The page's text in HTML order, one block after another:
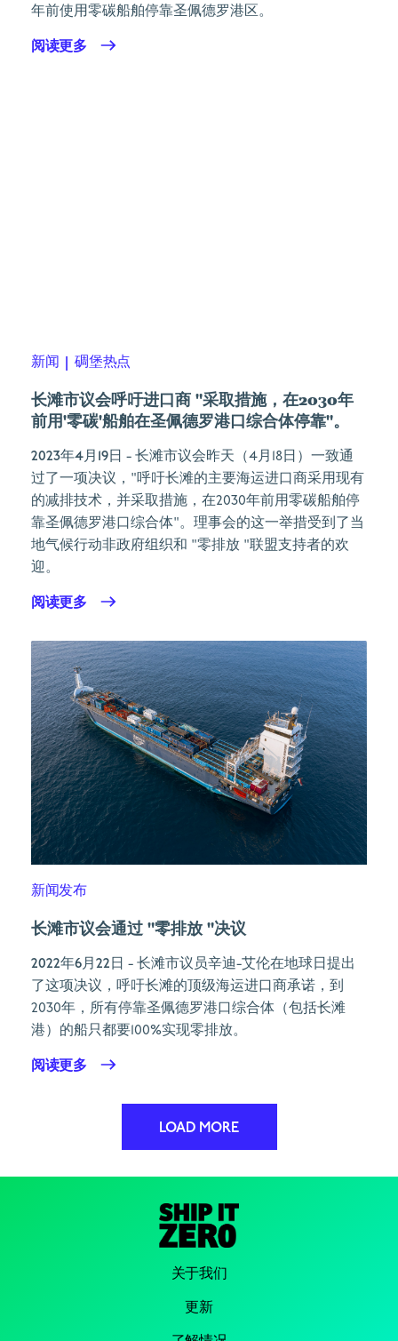
年前使用零碳船舶停靠圣佩德罗港区。
阅读更多
新闻 | 碉堡热点
长滩市议会呼吁进口商 "采取措施，在2030年
前用'零碳'船舶在圣佩德罗港口综合体停靠"。
2023年4月19日 - 长滩市议会昨天（4月18日）一致通
过了一项决议，"呼吁长滩的主要海运进口商采用现有
的减排技术，并采取措施，在2030年前用零碳船舶停
靠圣佩德罗港口综合体"。理事会的这一举措受到了当
地气候行动非政府组织和 "零排放 "联盟支持者的欢
迎。
阅读更多
新闻发布
长滩市议会通过 "零排放 "决议
2022年6月22日 - 长滩市议员辛迪-艾伦在地球日提出
了这项决议，呼吁长滩的顶级海运进口商承诺，到
2030年，所有停靠圣佩德罗港口综合体（包括长滩
港）的船只都要100%实现零排放。
阅读更多
LOAD MORE
关于我们
更新